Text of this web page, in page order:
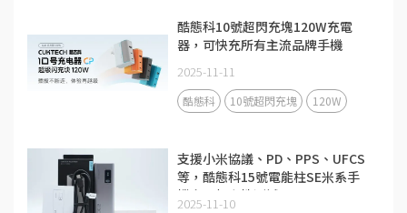
酷態科10號超閃充塊120W充電
器，可快充所有主流品牌手機
2025-11-11
酷態科 10號超閃充塊 120W
支援小米協議、PD、PPS、UFCS
等，酷態科15號電能柱SE米系手
機充電相容性測試
2025-11-10